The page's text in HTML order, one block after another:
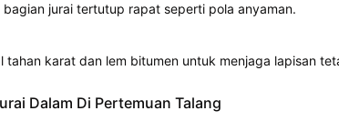
bagian jurai tertutup rapat seperti pola anyaman.
tahan karat dan lem bitumen untuk menjaga lapisan
Dalam Di Pertemuan Talang